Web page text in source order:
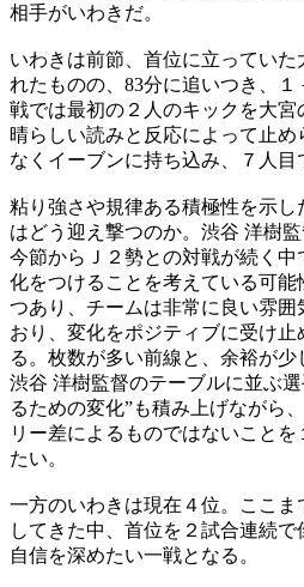
相手がいわきだ。
いわきは前節、首位に立っていた
れたものの、83分に追いつき、１
戦では最初の２人のキックを大宮
晴らしい読みと反応によって止め
なくイーブンに持ち込み、７人目
粘り強さや規律ある積極性を示
はどう迎え撃つのか。渋谷 洋樹
今節からＪ２勢との対戦が続く
化をつけることを考えている可
つあり、チームは非常に良い雰
おり、変化をポジティブに受け
る。枚数が多い前線と、余裕が
渋谷 洋樹監督のテーブルに並ぶ
るための変化”も積み上げながら
リー差によるものではないこと
たい。
一方のいわきは現在４位。ここ
してきた中、首位を２試合連続
自信を深めたい一戦となる。